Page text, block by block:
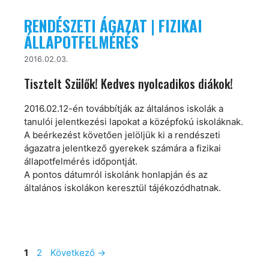
RENDÉSZETI ÁGAZAT | FIZIKAI
ÁLLAPOTFELMÉRÉS
2016.02.03.
Tisztelt Szülők! Kedves nyolcadikos diákok!
2016.02.12-én továbbítják az általános iskolák a
tanulói jelentkezési lapokat a középfokú iskoláknak.
A beérkezést követően jelöljük ki a rendészeti
ágazatra jelentkező gyerekek számára a fizikai
állapotfelmérés időpontját.
A pontos dátumról iskolánk honlapján és az
általános iskolákon keresztül tájékozódhatnak.
Oldal
1 Oldal
2 Következő →